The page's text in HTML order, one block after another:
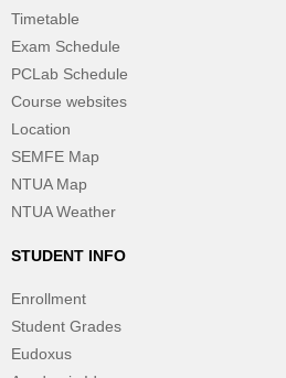
Timetable
Exam Schedule
PCLab Schedule
Course websites
Location
SEMFE Map
NTUA Map
NTUA Weather
STUDENT INFO
Enrollment
Student Grades
Eudoxus